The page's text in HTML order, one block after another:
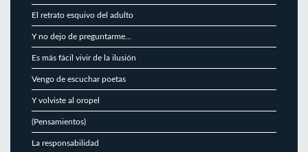
El retrato esquivo del adulto
Y no dejo de preguntarme…
Es más fácil vivir de la ilusión
Vengo de escuchar poetas
Y volviste al oropel
(Pensamientos)
La responsabilidad